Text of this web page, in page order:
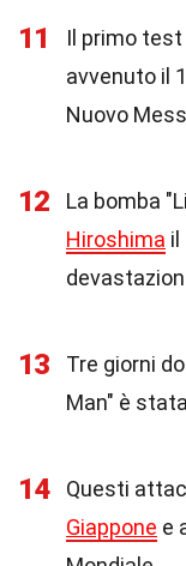
11
Il primo
avvenuto il
Nuovo
12
La bomba
Hiroshima il
13
Tre giorni
Man" è
14
Questi
Giappone e